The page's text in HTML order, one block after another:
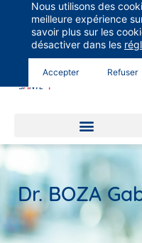
Dr. BOZA
Nous utilisons des
meilleure expérience
savoir plus sur les
désactiver dans les
Accepter Refuser